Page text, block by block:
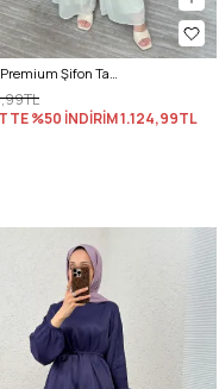
Fırfırlı Premium Şifon Takım 266031 - AÇIK YEŞİL
%50 İNDİRİM1.124,99TL